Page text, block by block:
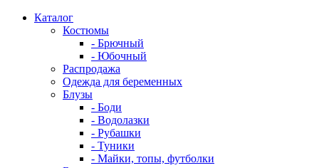
Каталог
Костюмы
- Брючный
- Юбочный
Распродажа
Одежда для беременных
Блузы
- Боди
- Водолазки
- Рубашки
- Туники
- Майки, топы, футболки